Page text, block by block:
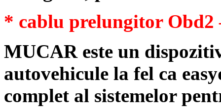
* cablu prelungitor Obd2
MUCAR este un
autovehicule la fel ca
complet al sistemelor